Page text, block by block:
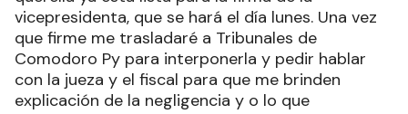
vicepresidenta, que se hará el día lunes. Una vez
que firme me trasladaré a Tribunales de
Comodoro Py para interponerla y pedir hablar
con la jueza y el fiscal para que me brinden
explicación de la negligencia y o lo que